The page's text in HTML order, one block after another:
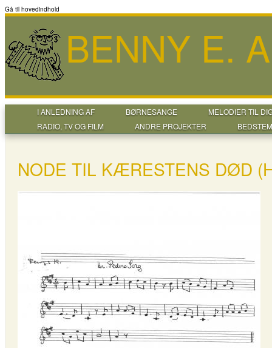
Gå til hovedindhold
BENNY E.
I ANLEDNING AF BØRNESANGE
MELODIER TIL
RADIO, TV OG FILM
ANDRE PROJEKTER
NODE TIL KÆRESTENS DØD